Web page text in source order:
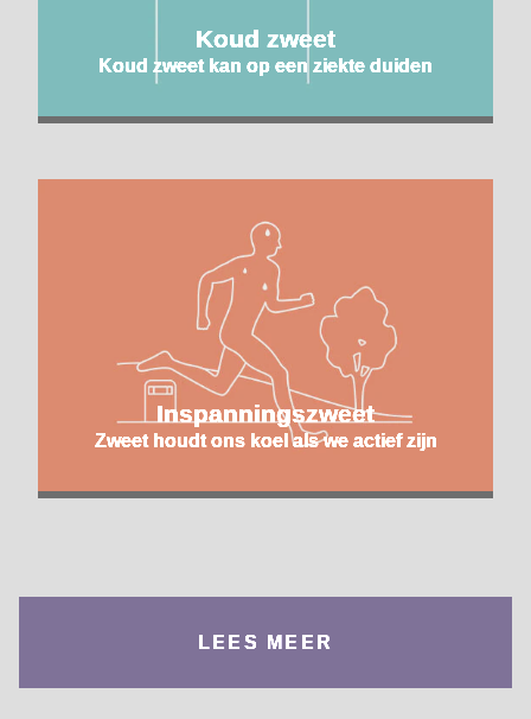
Koud zweet
Koud zweet kan op een ziekte duiden
Inspanningszweet
Zweet houdt ons koel als we actief zijn
LEES MEER